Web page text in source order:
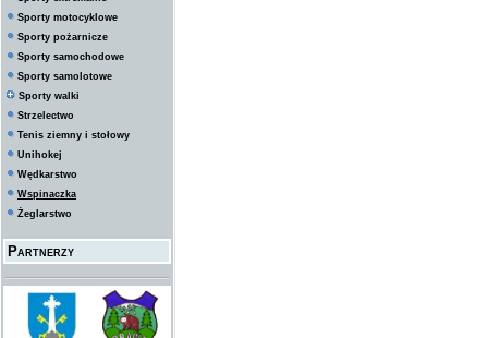
Sporty motocyklowe
Sporty pożarnicze
Sporty samochodowe
Sporty samolotowe
Sporty walki
Strzelectwo
Tenis ziemny i stołowy
Unihokej
Wędkarstwo
Wspinaczka
Żeglarstwo
Partnerzy